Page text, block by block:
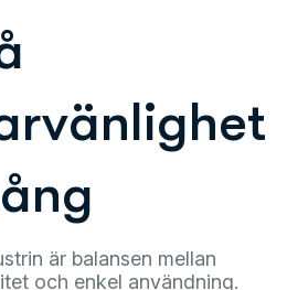
är balansen mellan
och enkel användning.